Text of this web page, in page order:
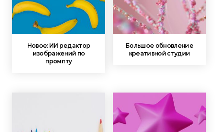
Новое: ИИ редактор
изображений по
промпту
Большое обновление
креативной студии